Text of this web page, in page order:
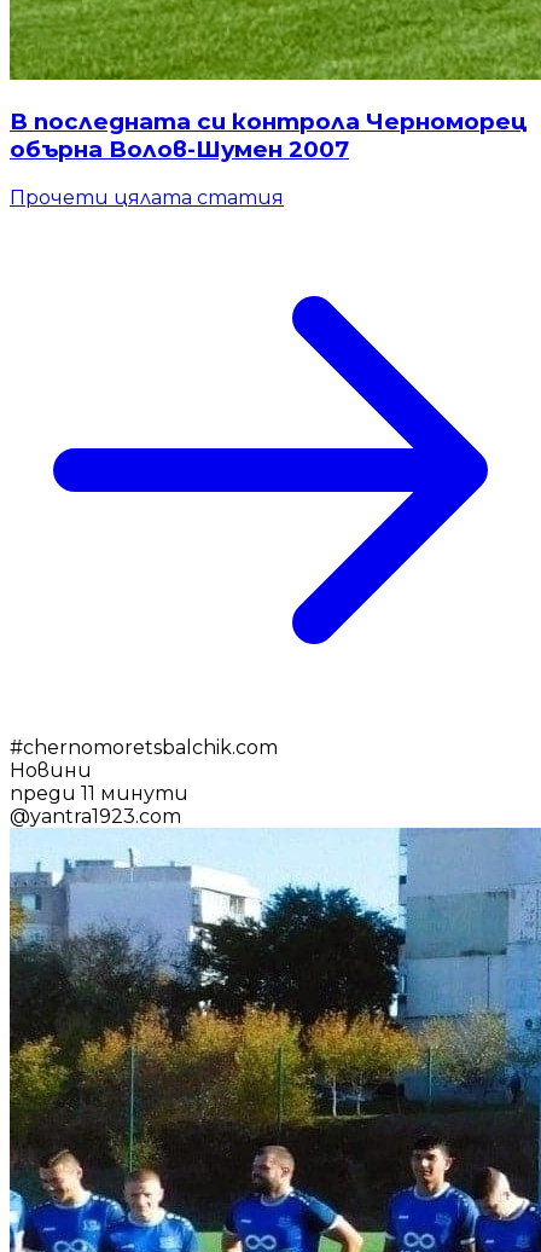
В последната си контрола Черноморец
обърна Волов-Шумен 2007
Прочети цялата статия
#chernomoretsbalchik.com
Новини
преди 11 минути
@yantra1923.com